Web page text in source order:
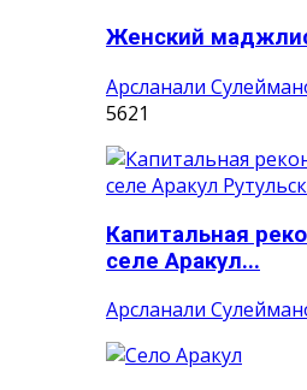
Женский
Арсланали
5621
Капитальная
селе Аракул...
Арсланали